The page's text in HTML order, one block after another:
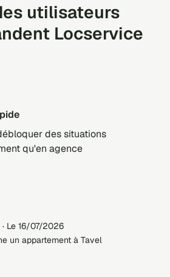
utilisateurs
Locservice
des situations
qu'en agence
· Le 16/07/2026
un appartement à Tavel